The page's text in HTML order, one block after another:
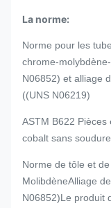
La norme:
Norme pour les
chrome-
N06852) et alliage
((UNS N06219)
ASTM B622
cobalt sans soudure.
Norme de tôle et
MolibdèneAlliage
N06852)Le produit